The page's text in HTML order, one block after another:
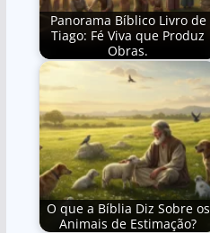
Panorama Bíblico Livro de
Tiago: Fé Viva que Produz
Obras.
O que a Bíblia Diz Sobre os
Animais de Estimação?